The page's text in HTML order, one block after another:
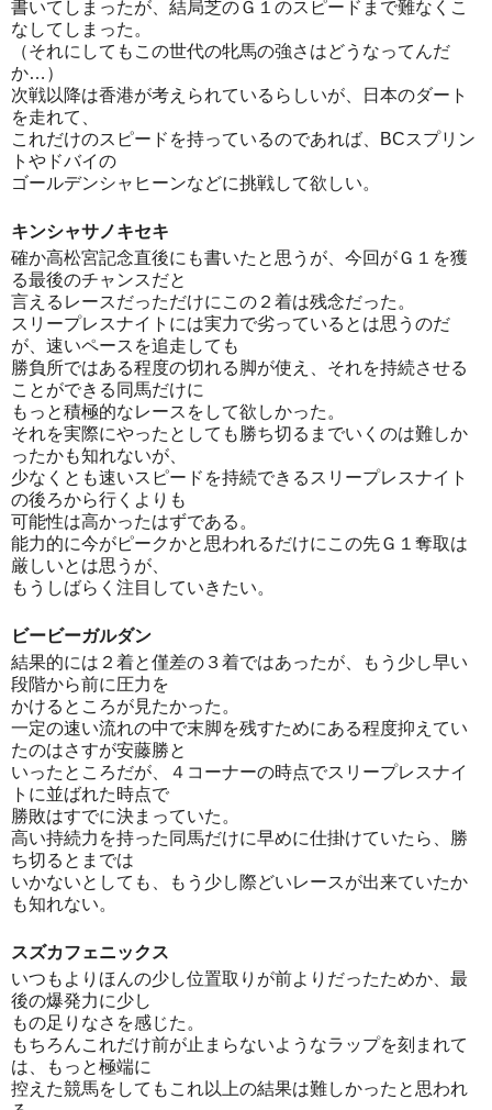
書いてしまったが、結局芝のＧ１のスピードまで難なくこ
なしてしまった。
（それにしてもこの世代の牝馬の強さはどうなってんだ
か…）
次戦以降は香港が考えられているらしいが、日本のダート
を走れて、
これだけのスピードを持っているのであれば、BCスプリン
トやドバイの
ゴールデンシャヒーンなどに挑戦して欲しい。
キンシャサノキセキ
確か高松宮記念直後にも書いたと思うが、今回がＧ１を獲
る最後のチャンスだと
言えるレースだっただけにこの２着は残念だった。
スリープレスナイトには実力で劣っているとは思うのだ
が、速いペースを追走しても
勝負所ではある程度の切れる脚が使え、それを持続させる
ことができる同馬だけに
もっと積極的なレースをして欲しかった。
それを実際にやったとしても勝ち切るまでいくのは難しか
ったかも知れないが、
少なくとも速いスピードを持続できるスリープレスナイト
の後ろから行くよりも
可能性は高かったはずである。
能力的に今がピークかと思われるだけにこの先Ｇ１奪取は
厳しいとは思うが、
もうしばらく注目していきたい。
ビービーガルダン
結果的には２着と僅差の３着ではあったが、もう少し早い
段階から前に圧力を
かけるところが見たかった。
一定の速い流れの中で末脚を残すためにある程度抑えてい
たのはさすが安藤勝と
いったところだが、４コーナーの時点でスリープレスナイ
トに並ばれた時点で
勝敗はすでに決まっていた。
高い持続力を持った同馬だけに早めに仕掛けていたら、勝
ち切るとまでは
いかないとしても、もう少し際どいレースが出来ていたか
も知れない。
スズカフェニックス
いつもよりほんの少し位置取りが前よりだったためか、最
後の爆発力に少し
もの足りなさを感じた。
もちろんこれだけ前が止まらないようなラップを刻まれて
は、もっと極端に
控えた競馬をしてもこれ以上の結果は難しかったと思われ